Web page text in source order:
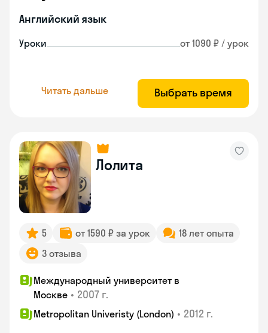
Английский язык
Уроки от 1090 ₽ / урок
Читать дальше Выбрать время
Лолита
5 от 1590 ₽ за урок
18 лет опыта
3 отзыва
Международный университет в
Москве • 2007 г.
Metropolitan Univeristy (London) • 2012 г.